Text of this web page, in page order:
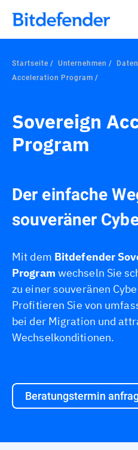
Datensouveränität in der
30. Juli. Jetzt registrieren >>
Startseite Unternehmen
Acceleration Program
Sovereign
Program
Der einfache
souveräner
Mit dem Bitdefender
Program wechseln Sie
zu einer souveränen
Profitieren Sie von
bei der Migration und
Wechselkonditionen.
Beratungstermin